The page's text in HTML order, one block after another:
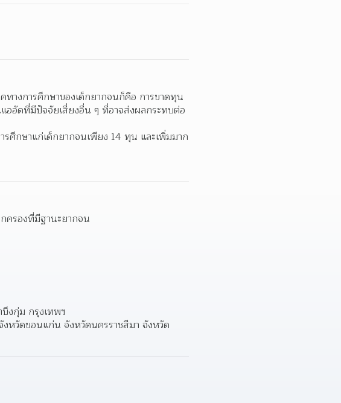
างการศึกษาของเด็กยากจนก็คือ การขาดทุน
ออัดที่มีปัจจัยเสี่ยงอื่น ๆ ที่อาจส่งผลกระทบต่อ
ศึกษาแก่เด็กยากจนเพียง 14 ทุน และเพิ่มมาก
ครองที่มีฐานะยากจน
งกุ่ม กรุงเทพฯ
หวัดขอนแก่น จังหวัดนครราชสีมา จังหวัด